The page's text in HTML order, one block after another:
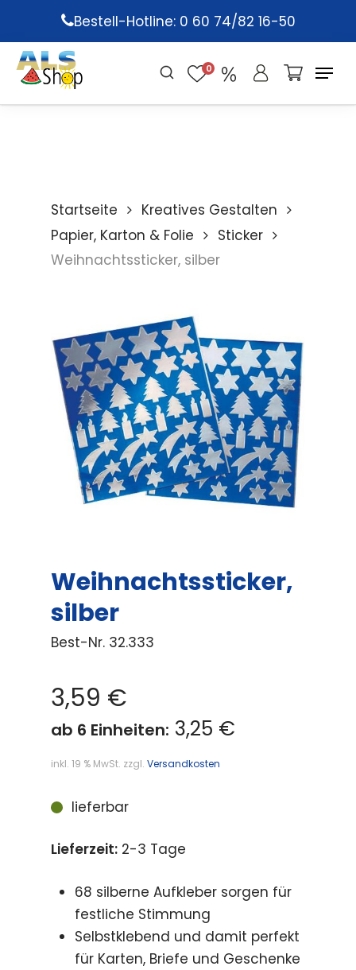
main
content
Bestell-Hotline: 0 60 74/82 16-50
0
Startseite
Kreatives Gestalten
Papier, Karton & Folie
Sticker
Weihnachtssticker, silber
Weihnachtssticker,
silber
Best-Nr. 32.333
3,59 €
ab 6 Einheiten: 3,25 €
inkl. 19 % MwSt. zzgl. Versandkosten
lieferbar
Lieferzeit: 2-3 Tage
68 silberne Aufkleber sorgen für
festliche Stimmung
Selbstklebend und damit perfekt
für Karten, Briefe und Geschenke